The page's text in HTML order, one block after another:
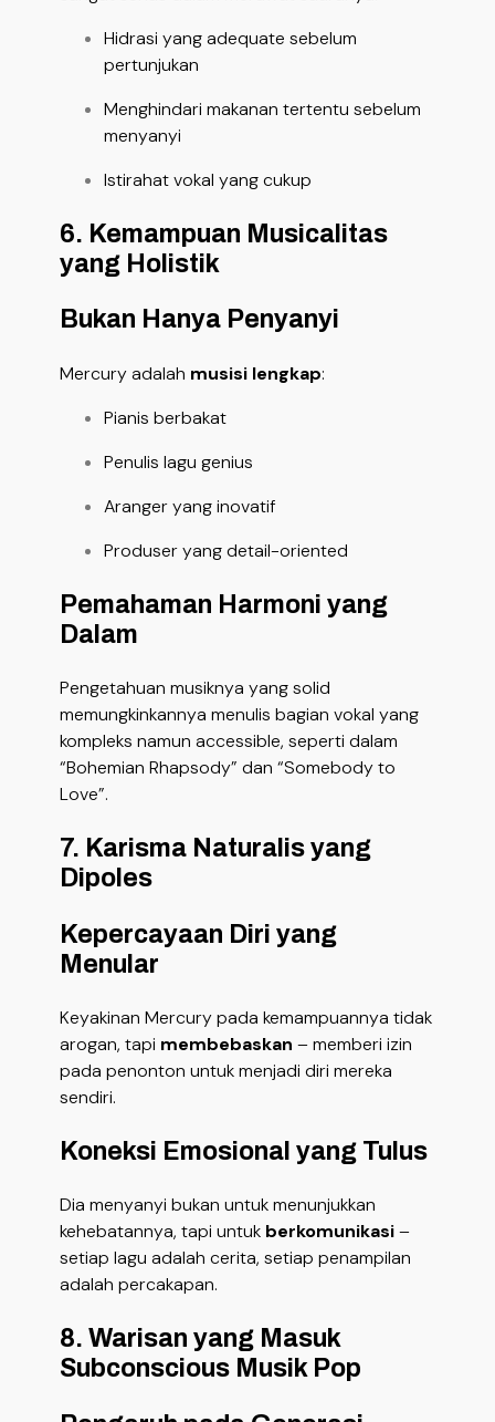
Hidrasi yang adequate sebelum
pertunjukan
Menghindari makanan tertentu sebelum
menyanyi
Istirahat vokal yang cukup
6. Kemampuan Musicalitas
yang Holistik
Bukan Hanya Penyanyi
Mercury adalah musisi lengkap:
Pianis berbakat
Penulis lagu genius
Aranger yang inovatif
Produser yang detail-oriented
Pemahaman Harmoni yang
Dalam
Pengetahuan musiknya yang solid
memungkinkannya menulis bagian vokal yang
kompleks namun accessible, seperti dalam
“Bohemian Rhapsody” dan “Somebody to
Love”.
7. Karisma Naturalis yang
Dipoles
Kepercayaan Diri yang
Menular
Keyakinan Mercury pada kemampuannya tidak
arogan, tapi membebaskan – memberi izin
pada penonton untuk menjadi diri mereka
sendiri.
Koneksi Emosional yang Tulus
Dia menyanyi bukan untuk menunjukkan
kehebatannya, tapi untuk berkomunikasi–
setiap lagu adalah cerita, setiap penampilan
adalah percakapan.
8. Warisan yang Masuk
Subconscious Musik Pop